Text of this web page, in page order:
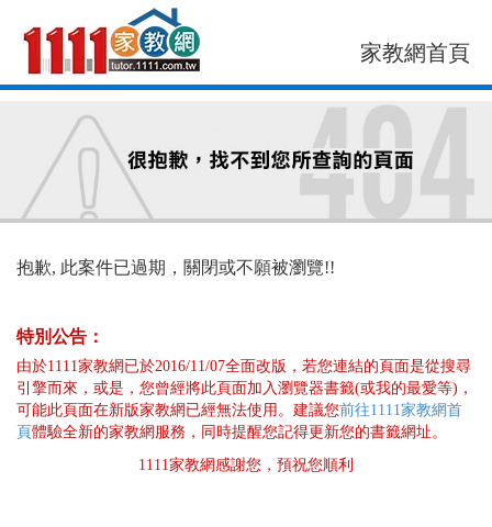
家教網首頁
找老師
找案件
抱歉, 此案件已過期，關閉或不願被瀏覽!!
特別公告：
由於1111家教網已於2016/11/07全面改版，若您連結的頁面是從搜尋
引擎而來，或是，您曾經將此頁面加入瀏覽器書籤(或我的最愛等)，
可能此頁面在新版家教網已經無法使用。建議您前往1111家教網首
頁體驗全新的家教網服務，同時提醒您記得更新您的書籤網址。
1111家教網感謝您，預祝您順利